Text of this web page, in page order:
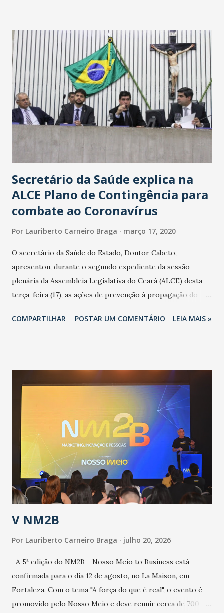
Secretário da Saúde explica na
ALCE Plano de Contingência para
combate ao Coronavírus
Por Lauriberto Carneiro Braga março 17, 2020
O secretário da Saúde do Estado, Doutor Cabeto,
apresentou, durante o segundo expediente da sessão
plenária da Assembleia Legislativa do Ceará (ALCE) desta
terça-feira (17), as ações de prevenção à propagação do
adotadas pelo Governo do Estado na contenção da
população suspeita e de cuidados com os ambientes
públicos e domiciliares. “Nós não estamos vivendo uma
epidemia comum, como temos em todos os anos, com
aumento de casos de dengue, influenza ou H1N1. Trata-se
de uma epidemia com um vírus diferente, com um poder de
contaminação maior que outros coronavírus”, apontou o
secretário. Segundo ele, é uma epidemia com chance de
contaminação alta, podendo gerar um grande risco à
população e ao sistema de saúde. “Precisamos saber fazer a
estratificação do risco da doença, para não so...
COMPARTILHAR POSTAR UM COMENTÁRIO LEIA MAIS »
V NM2B
Por Lauriberto Carneiro Braga julho 20, 2026
A 5ª edição do NM2B - Nosso Meio to Business está
confirmada para o dia 12 de agosto, no La Maison, em
Fortaleza. Com o tema "A força do que é real", o evento é
promovido pelo Nosso Meio e deve reunir cerca de 700